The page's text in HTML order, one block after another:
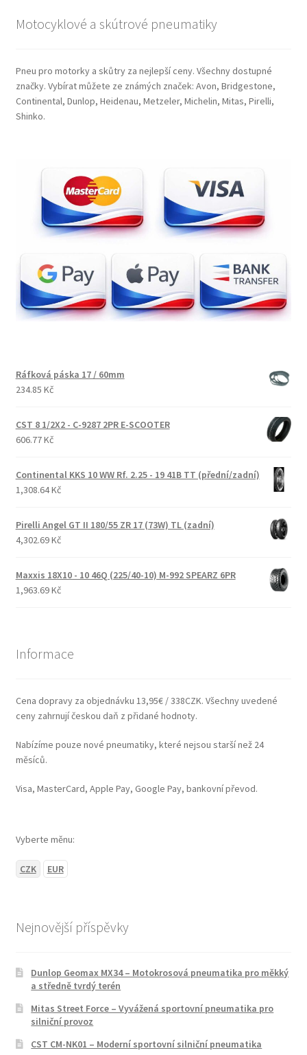
Motocyklové a skútrové pneumatiky
Pneu pro motorky a skůtry za nejlepší ceny. Všechny dostupné
značky. Vybírat můžete ze známých značek: Avon, Bridgestone,
Continental, Dunlop, Heidenau, Metzeler, Michelin, Mitas, Pirelli,
Shinko.
Ráfková páska 17 / 60mm
234.85 Kč
CST 8 1/2X2 - C-9287 2PR E-SCOOTER
606.77 Kč
Continental KKS 10 WW Rf. 2.25 - 19 41B TT (přední/zadní)
1,308.64 Kč
Pirelli Angel GT II 180/55 ZR 17 (73W) TL (zadní)
4,302.69 Kč
Maxxis 18X10 - 10 46Q (225/40-10) M-992 SPEARZ 6PR
1,963.69 Kč
Informace
Cena dopravy za objednávku 13,95€ / 338CZK. Všechny uvedené
ceny zahrnují českou daň z přidané hodnoty.
Nabízíme pouze nové pneumatiky, které nejsou starší než 24
měsíců.
Visa, MasterCard, Apple Pay, Google Pay, bankovní převod.
Vyberte měnu:
CZK EUR
Nejnovější příspěvky
Dunlop Geomax MX34 – Motokrosová pneumatika pro měkký
a středně tvrdý terén
Mitas Street Force – Vyvážená sportovní pneumatika pro
silniční provoz
CST CM-NK01 – Moderní sportovní silniční pneumatika